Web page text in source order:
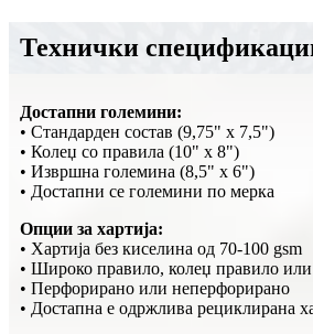
Технички
Достапни големини:
• Стандарден состав (9,75" x 7,5")
• Колеџ со правила (10" x 8")
• Извршна големина (8,5" x 6")
• Достапни се големини по мерка
Опции за хартија:
• Хартија без киселина од 70-100 gsm
• Широко правило, колеџ правило
• Перфорирано или неперфорирано
• Достапна е одржлива рециклирана